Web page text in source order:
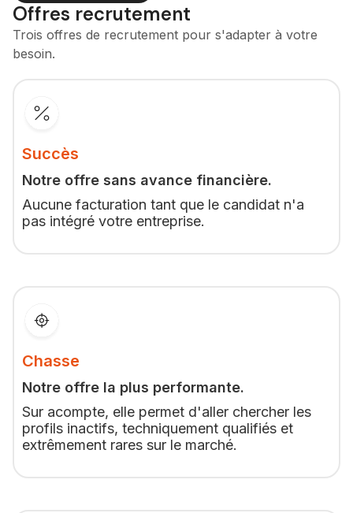
Offres recrutement
Trois offres de recrutement pour s'adapter à votre
besoin.
Succès
Notre offre sans avance financière.
Aucune facturation tant que le candidat n'a
pas intégré votre entreprise.
Chasse
Notre offre la plus performante.
Sur acompte, elle permet d'aller chercher les
profils inactifs, techniquement qualifiés et
extrêmement rares sur le marché.